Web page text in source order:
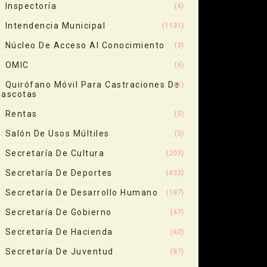
Inspectoría (4)
Intendencia Municipal (1131)
Núcleo De Acceso Al Conocimiento (3)
OMIC (6)
Quirófano Móvil Para Castraciones De(1)
Rentas (5)
Salón De Usos Múltiles (5)
Secretaría De Cultura (203)
Secretaría De Deportes (433)
Secretaría De Desarrollo Humano (187)
Secretaría De Gobierno (47)
Secretaría De Hacienda (42)
Secretaría De Juventud (87)